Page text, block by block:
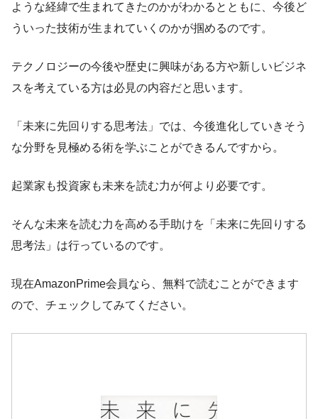
ような経緯で生まれてきたのかがわかるとともに、今後ど
ういった技術が生まれていくのかが掴めるのです。
テクノロジーの今後や歴史に興味がある方や新しいビジネ
スを考えている方は必見の内容だと思います。
「未来に先回りする思考法」では、今後進化していきそう
な分野を見極める術を学ぶことができるんですから。
起業家も投資家も未来を読む力が何より必要です。
そんな未来を読む力を高める手助けを「未来に先回りする
思考法」は行っているのです。
現在AmazonPrime会員なら、無料で読むことができます
ので、チェックしてみてください。